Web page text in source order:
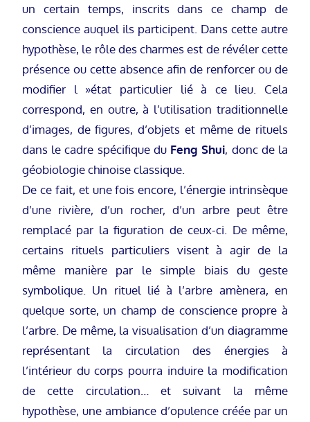
un certain temps, inscrits dans ce champ de
conscience auquel ils participent. Dans cette autre
hypothèse, le rôle des charmes est de révéler cette
présence ou cette absence afin de renforcer ou de
modifier l »état particulier lié à ce lieu. Cela
correspond, en outre, à l’utilisation traditionnelle
d’images, de figures, d’objets et même de rituels
dans le cadre spécifique du Feng Shui, donc de la
géobiologie chinoise classique.
De ce fait, et une fois encore, l’énergie intrinsèque
d’une rivière, d’un rocher, d’un arbre peut être
remplacé par la figuration de ceux-ci. De même,
certains rituels particuliers visent à agir de la
même manière par le simple biais du geste
symbolique. Un rituel lié à l’arbre amènera, en
quelque sorte, un champ de conscience propre à
l’arbre. De même, la visualisation d’un diagramme
représentant la circulation des énergies à
l’intérieur du corps pourra induire la modification
de cette circulation… et suivant la même
hypothèse, une ambiance d’opulence créée par un